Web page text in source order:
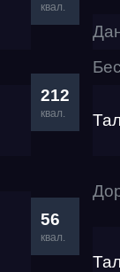
квал.
212
квал.
56
квал.